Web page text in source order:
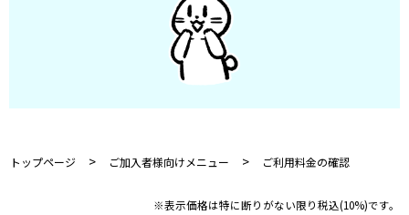
トップページ > ご加入者様向けメニュー > ご利用料金の確認
※表示価格は特に断りがない限り税込(10%)です。